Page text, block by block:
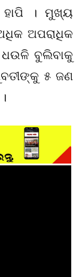
। ମୁଖ୍ୟ
ଅପରାଧିକ
ବୁଲିବାକୁ
୫ ଜଣ